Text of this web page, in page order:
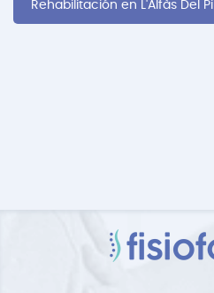
Rehabilitación en L'Alfàs Del Pi